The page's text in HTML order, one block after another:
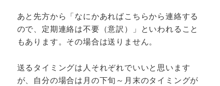
あと先方から「なにかあればこちらから連絡する
ので、定期連絡は不要（意訳）」といわれること
もあります。その場合は送りません。
送るタイミングは人それぞれでいいと思います
が、自分の場合は月の下旬～月末のタイミングが